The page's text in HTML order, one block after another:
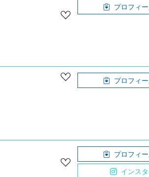
プロフィ
プロフィ
プロフィ
インスタ